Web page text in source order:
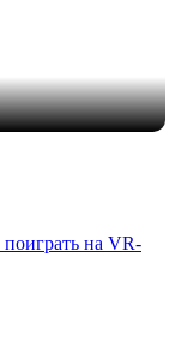
поиграть на VR-